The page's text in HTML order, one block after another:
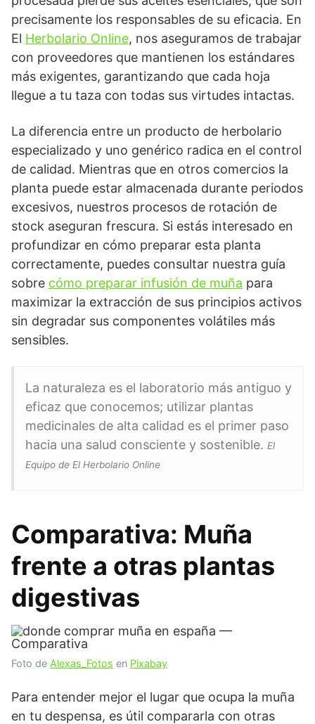
precisamente los responsables de su eficacia. En
El Herbolario Online, nos aseguramos de trabajar
con proveedores que mantienen los estándares
más exigentes, garantizando que cada hoja
llegue a tu taza con todas sus virtudes intactas.
La diferencia entre un producto de herbolario
especializado y uno genérico radica en el control
de calidad. Mientras que en otros comercios la
planta puede estar almacenada durante periodos
excesivos, nuestros procesos de rotación de
stock aseguran frescura. Si estás interesado en
profundizar en cómo preparar esta planta
correctamente, puedes consultar nuestra guía
sobre cómo preparar infusión de muña para
maximizar la extracción de sus principios activos
sin degradar sus componentes volátiles más
sensibles.
La naturaleza es el laboratorio más antiguo y
eficaz que conocemos; utilizar plantas
medicinales de alta calidad es el primer paso
hacia una salud consciente y sostenible. El
Equipo de El Herbolario Online
Comparativa: Muña
frente a otras plantas
digestivas
Foto de Alexas_Fotos en Pixabay
Para entender mejor el lugar que ocupa la muña
en tu despensa, es útil compararla con otras